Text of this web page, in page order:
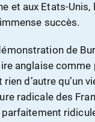
et aux Etats-
succès.
de
anglaise
rien d’autre
radicale des
parfaitement